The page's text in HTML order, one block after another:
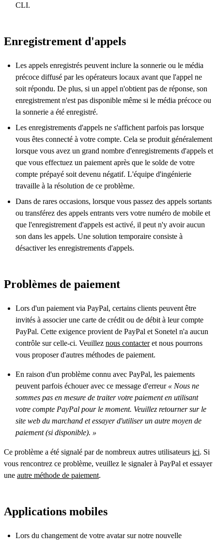
CLI.
Enregistrement d'appels
Les appels enregistrés peuvent inclure la sonnerie ou le média
précoce diffusé par les opérateurs locaux avant que l'appel ne
soit répondu. De plus, si un appel n'obtient pas de réponse, son
enregistrement n'est pas disponible même si le média précoce ou
la sonnerie a été enregistré.
Les enregistrements d'appels ne s'affichent parfois pas lorsque
vous êtes connecté à votre compte. Cela se produit généralement
lorsque vous avez un grand nombre d'enregistrements d'appels et
que vous effectuez un paiement après que le solde de votre
compte prépayé soit devenu négatif. L'équipe d'ingénierie
travaille à la résolution de ce problème.
Dans de rares occasions, lorsque vous passez des appels sortants
ou transférez des appels entrants vers votre numéro de mobile et
que l'enregistrement d'appels est activé, il peut n'y avoir aucun
son dans les appels. Une solution temporaire consiste à
désactiver les enregistrements d'appels.
Problèmes de paiement
Lors d'un paiement via PayPal, certains clients peuvent être
invités à associer une carte de crédit ou de débit à leur compte
PayPal. Cette exigence provient de PayPal et Sonetel n'a aucun
contrôle sur celle-ci. Veuillez nous contacteret nous pourrons
vous proposer d'autres méthodes de paiement.
En raison d'un problème connu avec PayPal, les paiements
peuvent parfois échouer avec ce message d'erreur « Nous ne
sommes pas en mesure de traiter votre paiement en utilisant
votre compte PayPal pour le moment. Veuillez retourner sur le
site web du marchand et essayer d'utiliser un autre moyen de
paiement (si disponible). »
Ce problème a été signalé par de nombreux autres utilisateurs ici. Si
vous rencontrez ce problème, veuillez le signaler à PayPal et essayer
une autre méthode de paiement.
Applications mobiles
Lors du changement de votre avatar sur notre nouvelle